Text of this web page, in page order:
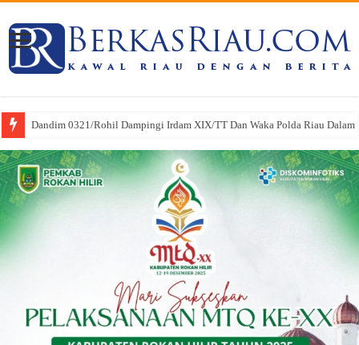
Dandim 0321/Rohil Dampingi Irdam XIX/TT Dan Waka Polda Riau Dalam